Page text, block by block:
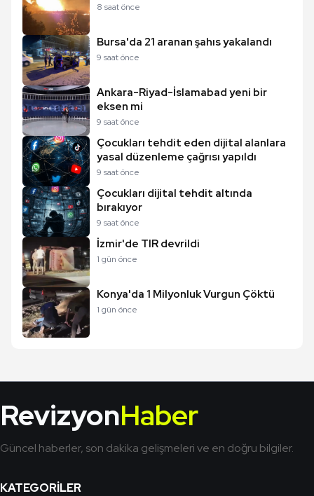
8 saat önce
Bursa'da 21 aranan şahıs yakalandı
9 saat önce
Ankara-Riyad-İslamabad yeni bir
eksen mi
9 saat önce
Çocukları tehdit eden dijital alanlara
yasal düzenleme çağrısı yapıldı
9 saat önce
Çocukları dijital tehdit altında
bırakıyor
9 saat önce
İzmir'de TIR devrildi
1 gün önce
Konya'da 1 Milyonluk Vurgun Çöktü
1 gün önce
RevizyonHaber
Güncel haberler, son dakika gelişmeleri ve en doğru bilgiler.
KATEGORILER